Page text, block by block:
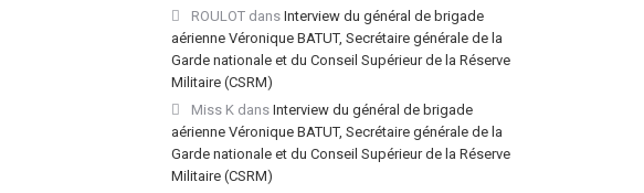
ROULOTdans Interview du général de brigade
aérienne Véronique BATUT, Secrétaire générale de la
Garde nationale et du Conseil Supérieur de la Réserve
Militaire (CSRM)
Miss Kdans Interview du général de brigade
aérienne Véronique BATUT, Secrétaire générale de la
Garde nationale et du Conseil Supérieur de la Réserve
Militaire (CSRM)